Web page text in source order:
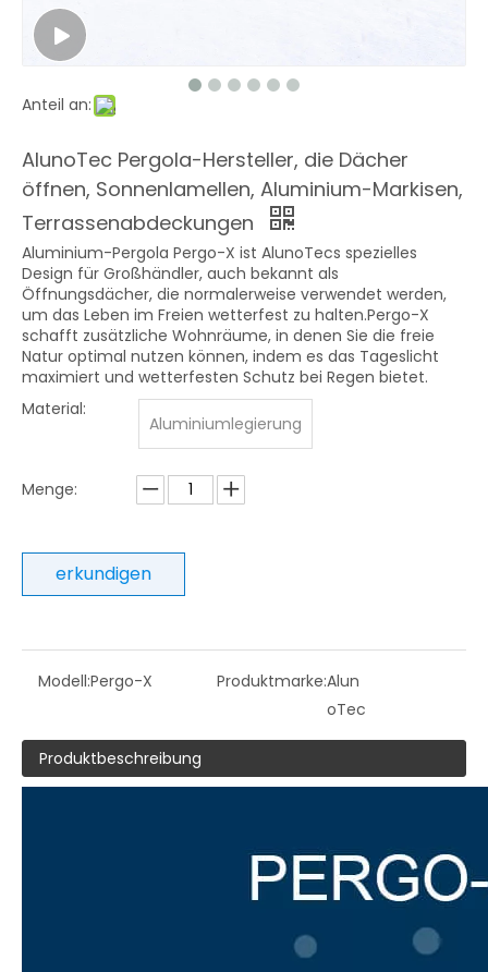
Anteil an:
AlunoTec Pergola-Hersteller, die Dächer
öffnen, Sonnenlamellen, Aluminium-Markisen,
Terrassenabdeckungen
Aluminium-Pergola Pergo-X ist AlunoTecs spezielles
Design für Großhändler, auch bekannt als
Öffnungsdächer, die normalerweise verwendet werden,
um das Leben im Freien wetterfest zu halten.Pergo-X
schafft zusätzliche Wohnräume, in denen Sie die freie
Natur optimal nutzen können, indem es das Tageslicht
maximiert und wetterfesten Schutz bei Regen bietet.
Material:
Aluminiumlegierung
Menge:
erkundigen
Modell:Pergo-X Produktmarke:Alun
oTec
Produktbeschreibung